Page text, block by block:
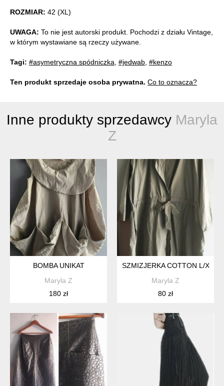
ROZMIAR: 42 (XL)
UWAGA: To nie jest autorski produkt. Pochodzi z działu Vintage,
w którym wystawiane są rzeczy używane.
Tagi: #asymetryczna spódniczka #jedwab #kenzo
Ten produkt sprzedaje osoba prywatna. Co to oznacza?
Inne produkty sprzedawcy Maryla
Z
BOMBA UNIKAT
Maryla Z
180 zł
SZMIZJERKA COTTON L/
Maryla Z
80 zł